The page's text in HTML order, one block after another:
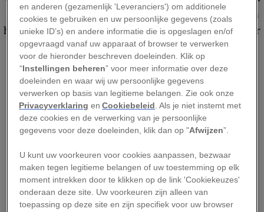
BEKIJK GALERIJ
12 december 2015
In 2050 zal ongeveer driekwart van de
wereldbevolking in steden wonen. Hoe zal de
nieuwe metropool eruitzien? Grote kans dat hij
dichter opeengepakt en hoger, maar ook
slimmer is.
en anderen (gezamenlijk 'Leveranciers') om additionele
cookies te gebruiken en uw persoonlijke gegevens (zoals
unieke ID’s) en andere informatie die is opgeslagen en/of
opgevraagd vanaf uw apparaat of browser te verwerken
voor de hieronder beschreven doeleinden. Klik op
“Instellingen beheren” voor meer informatie over deze
doeleinden en waar wij uw persoonlijke gegevens
verwerken op basis van legitieme belangen. Zie ook onze
Privacyverklaring enCookiebeleid. Als je niet instemt met
deze cookies en de verwerking van je persoonlijke
gegevens voor deze doeleinden, klik dan op "Afwijzen”.
U kunt uw voorkeuren voor cookies aanpassen, bezwaar
maken tegen legitieme belangen of uw toestemming op elk
moment intrekken door te klikken op de link 'Cookiekeuzes'
onderaan deze site. Uw voorkeuren zijn alleen van
toepassing op deze site en zijn specifiek voor uw browser